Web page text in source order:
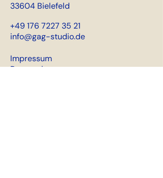
33604 Bielefeld
+49 176 7227 35 21
info@gag-studio.de
Impressum
Datenschutz